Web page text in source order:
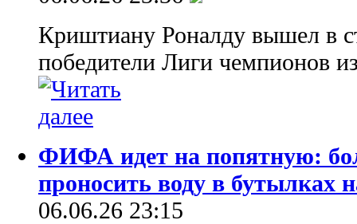
Криштиану Роналду вышел в
победители Лиги чемпионов
ФИФА идет на попятную:
проносить воду в бутылках
06.06.26 23:15